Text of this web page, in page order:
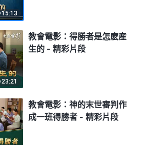
15:13
23:21
教會電影：得勝者是怎麽産
生的 - 精彩片段
教會電影：神的末世審判作
成一班得勝者 - 精彩片段